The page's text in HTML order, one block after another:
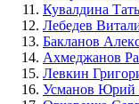
Кувалдина
Лебедев
Бакланов
Ахмеджанов
Левкин
Усманов Юрий